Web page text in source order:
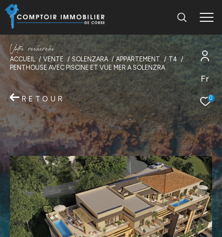
Fr
0
Votre recherche
ACCUEIL VENTE SOLENZARA APPARTEMENT
T4
PENTHOUSE AVEC PISCINE ET VUE MER A SOLENZRA
RETOUR